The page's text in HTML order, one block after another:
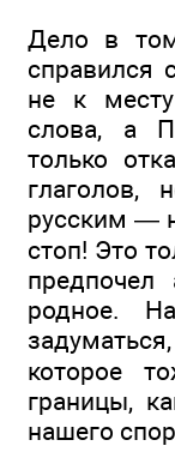
Дело в
справился
не к месту
слова, а
только
русским —
стоп! Это
предпочел
родное.
которое
границы,
нашего